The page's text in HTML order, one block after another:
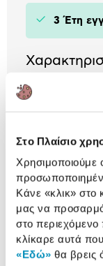
Στο Πλαίσιο
Κάνε «κλικ» στο
μας να
στο περιεχόμενο
κλίκαρε αυτά
«Εδώ» θα βρεις
3 Έτη
Αναλυτική
παρουσίαση
Αναλυτική
Χαρακτηριστικά